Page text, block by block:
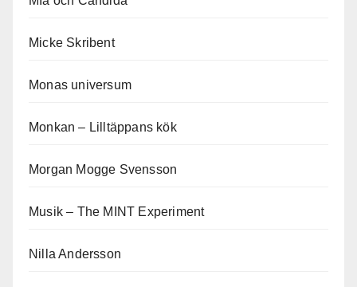
Micke Skribent
Monas universum
Monkan – Lilltäppans kök
Morgan Mogge Svensson
Musik – The MINT Experiment
Nilla Andersson